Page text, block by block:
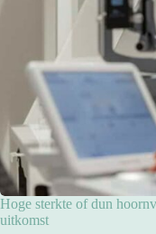
Hoge sterkte of dun
uitkomst